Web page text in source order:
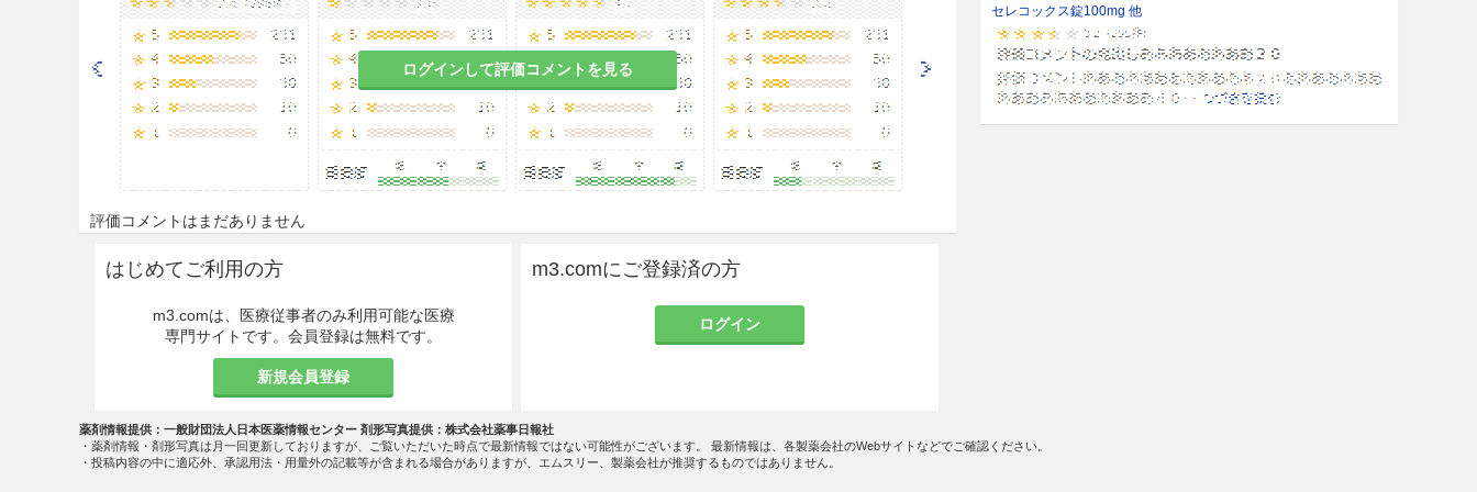
ログインして評価コメントを見る
評価コメントはまだありません
はじめてご利用の方
m3.comは、医療従事者のみ利用可能な医療
専門サイトです。会員登録は無料です。
新規会員登録
m3.comにご登録済の方
ログイン
セレコックス錠100mg 他
薬剤情報提供：一般財団法人日本医薬情報センター 剤形写真提供：株式会社薬事日報社
・薬剤情報・剤形写真は月一回更新しておりますが、ご覧いただいた時点で最新情報ではない可能性がございます。 最新情報は、各製薬会社のWebサイトなどでご確認ください。
・投稿内容の中に適応外、承認用法・用量外の記載等が含まれる場合がありますが、エムスリー、製薬会社が推奨するものではありません。